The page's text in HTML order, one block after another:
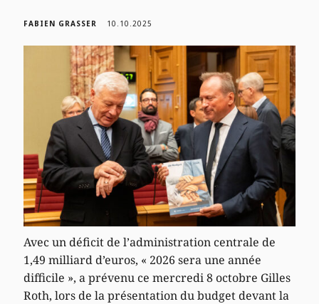
FABIEN GRASSER 10.10.2025
Avec un déficit de l’administration centrale de
1,49 milliard d’euros, « 2026 sera une année
difficile », a prévenu ce mercredi 8 octobre Gilles
Roth, lors de la présentation du budget devant la